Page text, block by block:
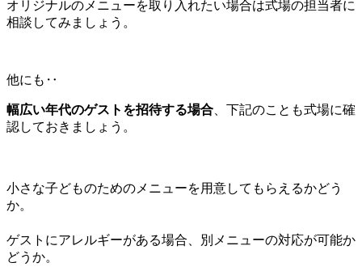
オリジナルのメニューを取り入れたい場合は式場の担当者に
相談してみましょう。
他にも‥
幅広い年代のゲストを招待する場合 、下記のことも式場に確
認しておきましょう。
小さな子どものためのメニューを用意してもらえるかどう
か。
ゲストにアレルギーがある場合、別メニューの対応が可能か
どうか。